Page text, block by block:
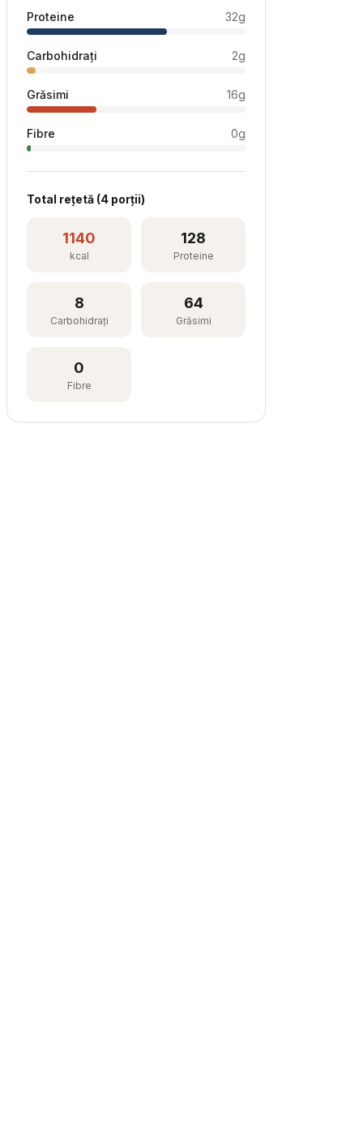
Proteine 32g
Carbohidrați 2g
Grăsimi 16g
Fibre 0g
Total rețetă (4 porții)
1140
kcal
128
Proteine
8
Carbohidrați
64
Grăsimi
0
Fibre